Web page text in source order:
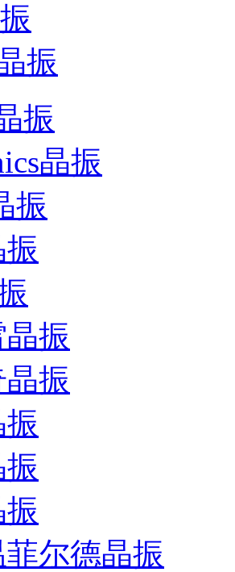
振
振
晶振
振
振
振
振
尔德晶振